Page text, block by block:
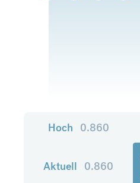
Hoch 0.860
Aktuell 0.860